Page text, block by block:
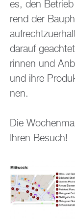
es, den
rend der
dar­auf
rin­nen und
und ihre
nen.
Die
Ihren Be­such!